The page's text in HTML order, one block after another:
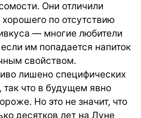
Они отличили
хорошего по отсутствию
— многие любители
им попадается напиток
свойством.
лишено специфических
так что в будущем явно
Но это не значит, что
десятков лет на Луне